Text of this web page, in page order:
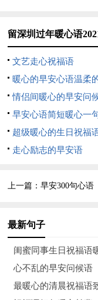
9、风霜雪雨，2021
忘怀，成败弹指一挥间
辉煌新舞台，拼搏进取
来。
11、接受不完美的自
即将逝去的2021！
12、没有哪一个聪
留深圳过年暖心语
文艺走心祝福语
暖心的早安心语温柔
情侣间暖心的早安问
早安心语简短暖心一
超级暖心的生日祝福
走心励志的早安语
上一篇：早安300句心语
最新句子
闺蜜同事生日祝福语
心不乱的早安问候语
最暖心的清晨祝福语